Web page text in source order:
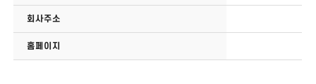
회사주소
홈페이지